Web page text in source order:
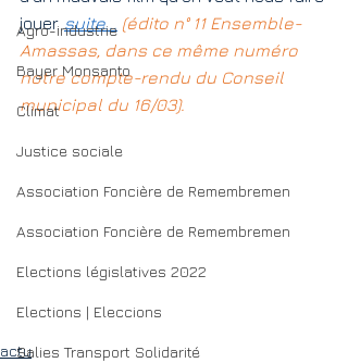
Agro-industrie
Bayer Monsanto
Climat
Justice sociale
Association Foncière de Remembremen
Association Foncière de Remembremen
Elections législatives 2022
Elections | Eleccions
Salies Transport Solidarité
jouer. suite... (édito n° 11 Ensemble-
Amassas, dans ce même numéro
notre compte-rendu du Conseil
municipal du 16/03).
actu